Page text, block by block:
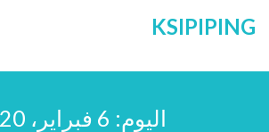
KSIPIPING
اليوم: 6 فبراير، 2020